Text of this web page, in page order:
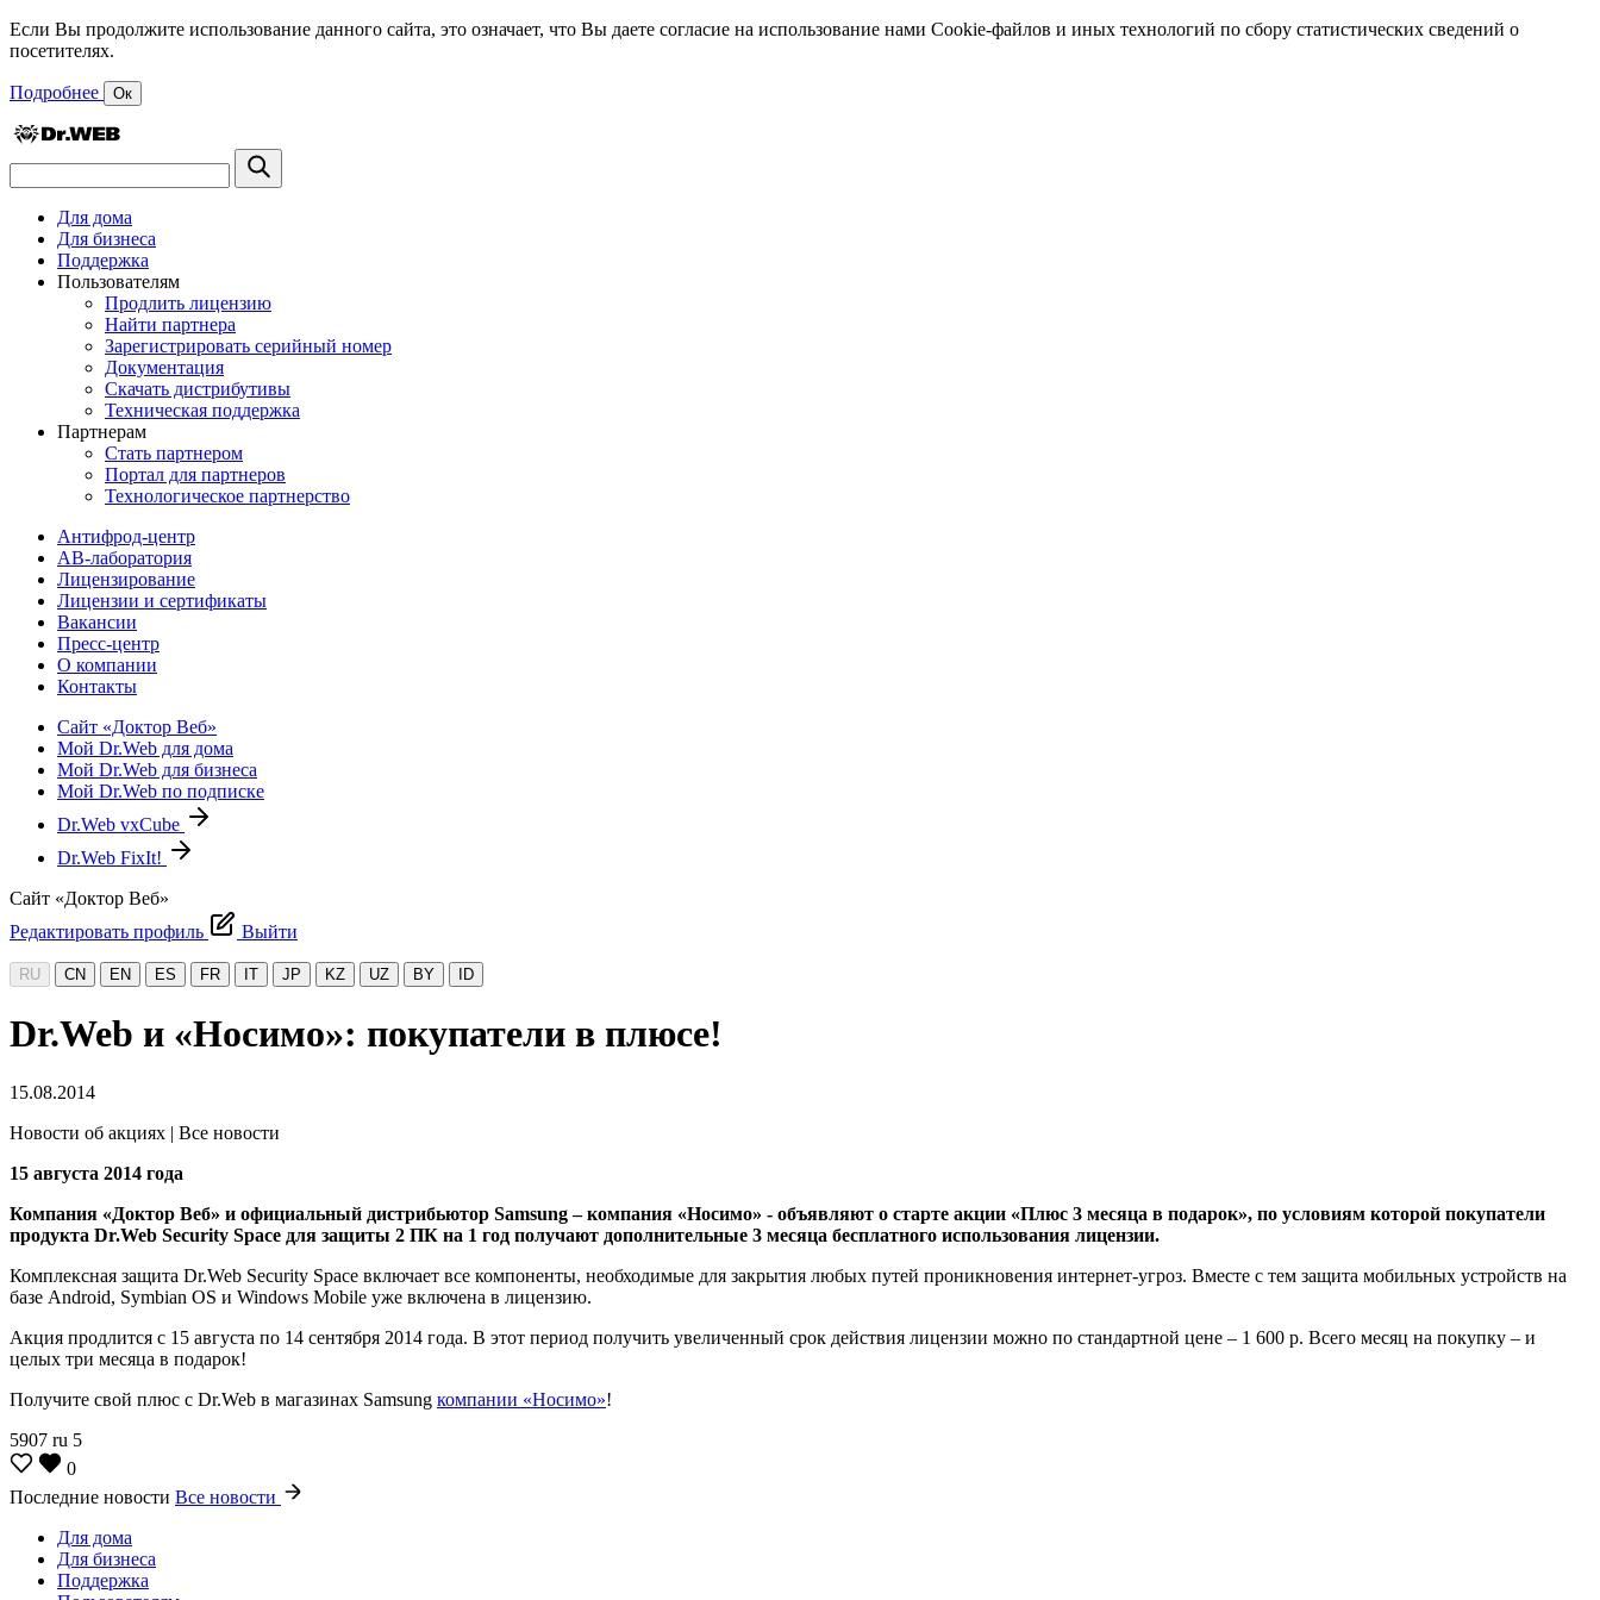
Если Вы продолжите использование данного сайта, это означает, что Вы даете согласие на использование нами Cookie-файлов и иных технологий по сбору статистических сведений о
посетителях.
Подробнее Ок
Для дома
Для бизнеса
Поддержка
Пользователям
Продлить лицензию
Найти партнера
Зарегистрировать серийный номер
Документация
Скачать дистрибутивы
Техническая поддержка
Партнерам
Стать партнером
Портал для партнеров
Технологическое партнерство
Антифрод-центр
АВ-лаборатория
Лицензирование
Лицензии и сертификаты
Вакансии
Пресс-центр
О компании
Контакты
Сайт «Доктор Веб»
Мой Dr.Web для дома
Мой Dr.Web для бизнеса
Мой Dr.Web по подписке
Dr.Web vxCube
Dr.Web FixIt!
Сайт «Доктор Веб»
Редактировать профиль
Выйти
RU CN EN ES FR IT JP KZ UZ BY ID
Dr.Web и «Носимо»: покупатели в плюсе!
15.08.2014
Новости об акциях | Все новости
15 августа 2014 года
Компания «Доктор Веб» и официальный дистрибьютор Samsung – компания «Носимо» - объявляют о старте акции «Плюс 3 месяца в подарок», по условиям которой покупатели
продукта Dr.Web Security Space для защиты 2 ПК на 1 год получают дополнительные 3 месяца бесплатного использования лицензии.
Комплексная защита Dr.Web Security Space включает все компоненты, необходимые для закрытия любых путей проникновения интернет-угроз. Вместе с тем защита мобильных устройств на
базе Android, Symbian OS и Windows Mobile уже включена в лицензию.
Акция продлится с 15 августа по 14 сентября 2014 года. В этот период получить увеличенный срок действия лицензии можно по стандартной цене – 1 600 р. Всего месяц на покупку – и
целых три месяца в подарок!
Получите свой плюс с Dr.Web в магазинах Samsung компании «Носимо»!
5907 ru 5
0
Последние новости Все новости
Для дома
Для бизнеса
Поддержка